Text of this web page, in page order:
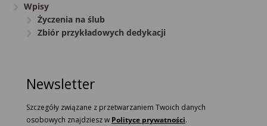
Wpisy
Życzenia na ślub
Zbiór przykładowych dedykacji
Newsletter
Szczegóły związane z przetwarzaniem Twoich danych
osobowych znajdziesz w Polityce prywatności.